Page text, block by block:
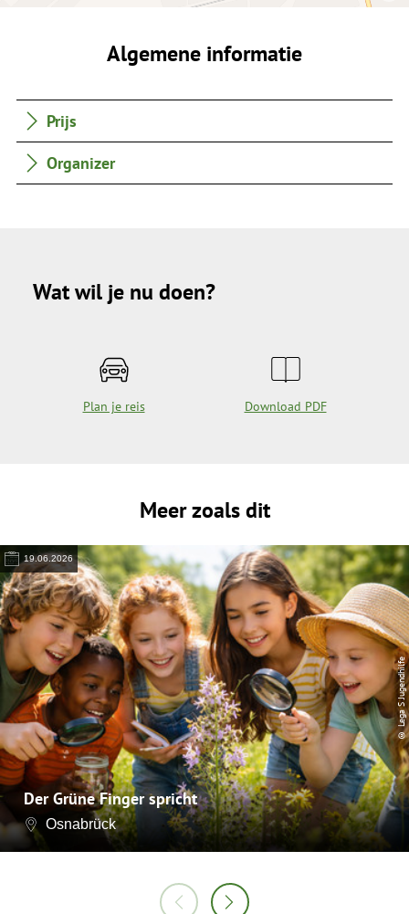
Algemene informatie
Prijs
Organizer
Wat wil je nu doen?
Plan je reis Download PDF
Meer zoals dit
19.06.2026
Der Grüne Finger spricht
Osnabrück
© Lega S Jugendhilfe